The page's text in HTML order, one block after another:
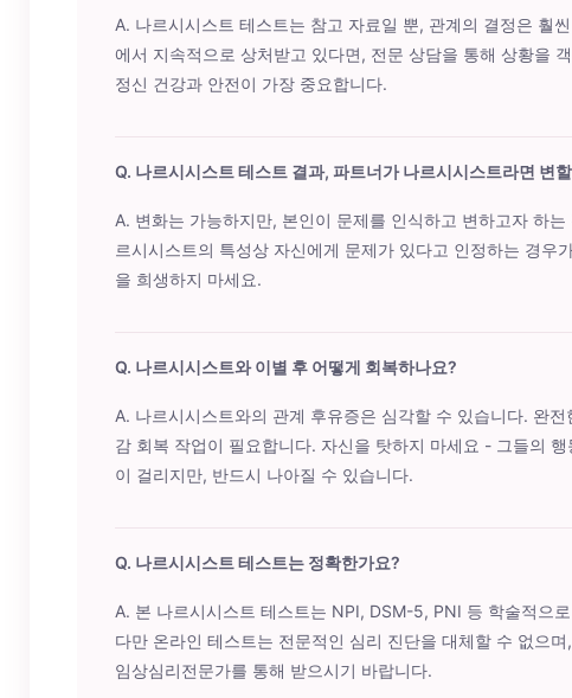
A. 나르시시스트 테스트는 참고 자료일 뿐, 관계의 결정은 훨
에서 지속적으로 상처받고 있다면, 전문 상담을 통해 상황을
정신 건강과 안전이 가장 중요합니다.
Q. 나르시시스트 테스트 결과, 파트너가 나르시시스트라면 변
A. 변화는 가능하지만, 본인이 문제를 인식하고 변하고자 하
르시시스트의 특성상 자신에게 문제가 있다고 인정하는 경우
을 희생하지 마세요.
Q. 나르시시스트와 이별 후 어떻게 회복하나요?
A. 나르시시스트와의 관계 후유증은 심각할 수 있습니다. 완
감 회복 작업이 필요합니다. 자신을 탓하지 마세요 - 그들의
이 걸리지만, 반드시 나아질 수 있습니다.
Q. 나르시시스트 테스트는 정확한가요?
A. 본 나르시시스트 테스트는 NPI, DSM-5, PNI 등 학술적으
다만 온라인 테스트는 전문적인 심리 진단을 대체할 수 없으
임상심리전문가를 통해 받으시기 바랍니다.